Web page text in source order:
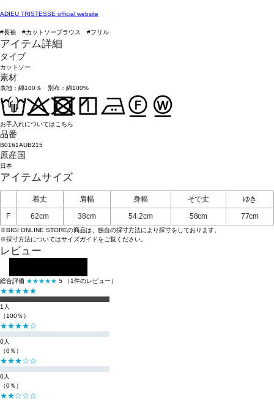
ADIEU TRISTESSE official website
#長袖 #カットソーブラウス #フリル
アイテム詳細
タイプ
カットソー
素材
表地：綿100％ 別布：綿100%
お手入れについてはこちら
品番
B0161AUB215
原産国
日本
アイテムサイズ
着丈 肩幅 身幅 そで丈
ゆき
F
62cm 38cm 54.2cm 58cm 77cm
※BIGI ONLINE STOREの商品は、独自の採寸方法により採寸をしております。
※採寸方法についてはサイズガイドをご覧ください。
レビュー
総合評価 ★★★★★ 5 （1件のレビュー）
★★★★★
1人
（100％）
★★★★☆
0人
（0％）
★★★☆☆
0人
（0％）
★★☆☆☆